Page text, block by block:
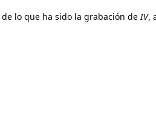
lo que ha sido la grabación de IV,